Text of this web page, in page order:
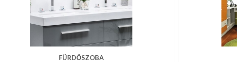
FÜRDŐSZOBA